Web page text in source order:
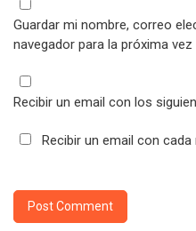
Guardar mi nombre, correo
navegador para la próxima
Recibir un email con los
Recibir un email con cada